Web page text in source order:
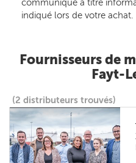
communiqué à titre
indiqué lors de votre achat.
Fournisseurs de
Fayt-
(2 distributeurs trouvés)